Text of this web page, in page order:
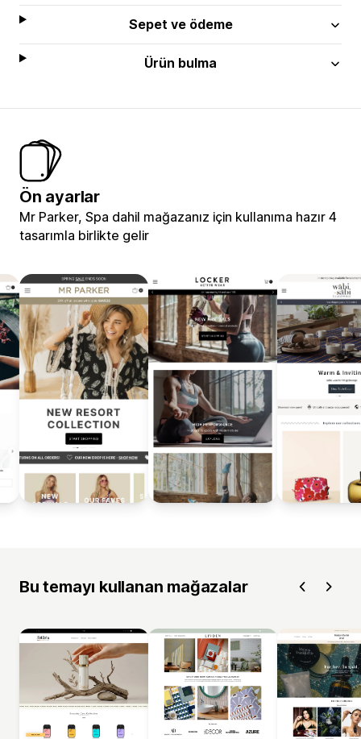
Sepet ve ödeme
Ürün bulma
Ön ayarlar
Mr Parker, Spa dahil mağazanız için kullanıma hazır 4
tasarımla birlikte gelir
Bu temayı kullanan mağazalar